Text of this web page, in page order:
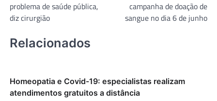
Post
problema de saúde pública,
diz cirurgião
campanha de doação de
sangue no dia 6 de junho
Relacionados
Homeopatia e Covid-19: especialistas realizam
atendimentos gratuitos a distância